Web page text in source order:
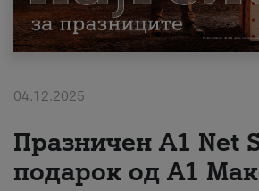
Поддршка
Надополни кредит
За нас
04.12.2025
Празничен A1 Net
подарок од А1